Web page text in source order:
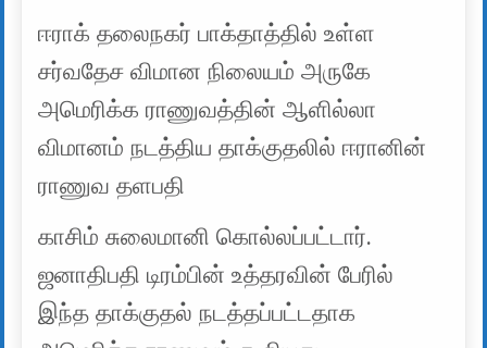
ஈராக் தலைநகர் பாக்தாத்தில் உள்ள
சர்வதேச விமான நிலையம் அருகே
அமெரிக்க ராணுவத்தின் ஆளில்லா
விமானம் நடத்திய தாக்குதலில் ஈரானின்
ராணுவ தளபதி
காசிம் சுலைமானி கொல்லப்பட்டார்.
ஜனாதிபதி டிரம்பின் உத்தரவின் பேரில்
இந்த தாக்குதல் நடத்தப்பட்டதாக